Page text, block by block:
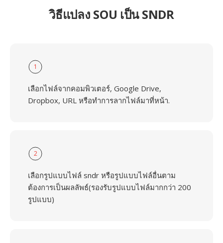
วิธีแปลง SOU เป็น SNDR
1
เลือกไฟล์จากคอมพิวเตอร์, Google Drive,
Dropbox, URL หรือทำการลากไฟล์มาที่หน้า.
2
เลือกรูปแบบไฟล์ sndr หรือรูปแบบไฟล์อื่นตาม
ต้องการเป็นผลลัพธ์(รองรับรูปแบบไฟล์มากกว่า 200
รูปแบบ)